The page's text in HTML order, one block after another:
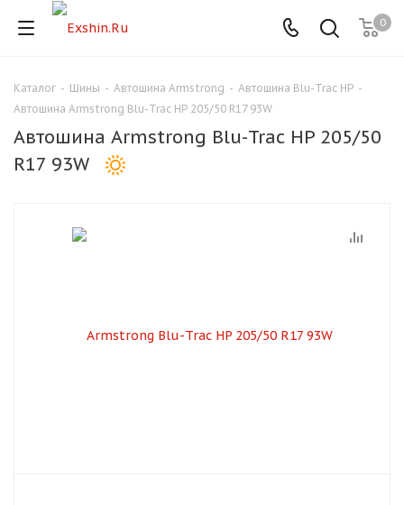
0
Каталог - Шины - Автошина Armstrong - Автошина Blu-Trac HP -
Автошина Armstrong Blu-Trac HP 205/50 R17 93W
Автошина Armstrong Blu-Trac HP 205/50
R17 93W
Для клиентов всех банков
Разбейте
оплатуна части